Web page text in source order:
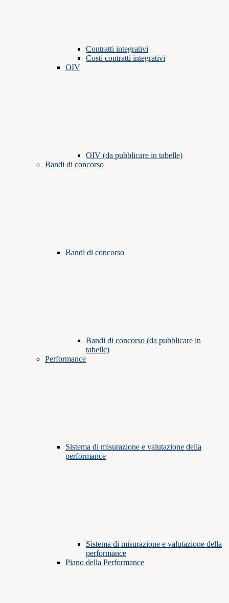
Contratti integrativi
Costi contratti integrativi
OIV
OIV (da pubblicare in tabelle)
Bandi di concorso
Bandi di concorso
Bandi di concorso (da pubblicare in
tabelle)
Performance
Sistema di misurazione e valutazione della
performance
Sistema di misurazione e valutazione della
performance
Piano della Performance